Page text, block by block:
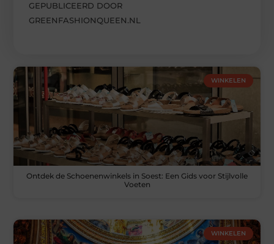
GEPUBLICEERD DOOR
GREENFASHIONQUEEN.NL
WINKELEN
Ontdek de Schoenenwinkels in Soest: Een Gids voor Stijlvolle
Voeten
WINKELEN